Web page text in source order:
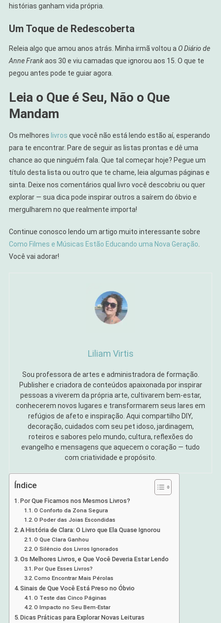
histórias ganham vida própria.
Um Toque de Redescoberta
Releia algo que amou anos atrás. Minha irmã voltou aO Diário de
Anne Frankaos 30 e viu camadas que ignorou aos 15. O que te
pegou antes pode te guiar agora.
Leia o Que é Seu, Não o Que
Mandam
Os melhores livros que você não está lendo estão aí, esperando
para te encontrar. Pare de seguir as listas prontas e dê uma
chance ao que ninguém fala. Que tal começar hoje? Pegue um
título desta lista ou outro que te chame, leia algumas páginas e
sinta. Deixe nos comentários qual livro você descobriu ou quer
explorar — sua dica pode inspirar outros a saírem do óbvio e
mergulharem no que realmente importa!
Continue conosco lendo um artigo muito interessante sobre
Como Filmes e Músicas Estão Educando uma Nova Geração.
Você vai adorar!
Liliam Virtis
Sou professora de artes e administradora de formação.
Publisher e criadora de conteúdos apaixonada por inspirar
pessoas a viverem da própria arte, cultivarem bem-estar,
conhecerem novos lugares e transformarem seus lares em
refúgios de afeto e inspiração. Aqui compartilho DIY,
decoração, cuidados com seu pet idoso, jardinagem,
roteiros e sabores pelo mundo, cultura, reflexões do
evangelho e mensagens que aquecem o coração — tudo
com criatividade e propósito.
Índice
Por Que Ficamos nos Mesmos Livros?
O Conforto da Zona Segura
O Poder das Joias Escondidas
A História de Clara: O Livro que Ela Quase Ignorou
O Que Clara Ganhou
O Silêncio dos Livros Ignorados
Os Melhores Livros, e Que Você Deveria Estar Lendo
Por Que Esses Livros?
Como Encontrar Mais Pérolas
Sinais de Que Você Está Preso no Óbvio
O Teste das Cinco Páginas
O Impacto no Seu Bem-Estar
Dicas Práticas para Explorar Novas Leituras